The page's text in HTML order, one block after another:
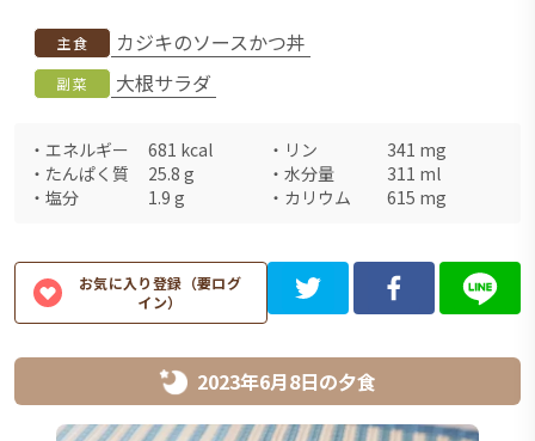
主食 カジキのソースかつ丼
副菜 大根サラダ
・ エネルギー 681 kcal ・ リン 341 mg
・ たんぱく質 25.8 g ・ 水分量 311 ml
・ 塩分 1.9 g ・ カリウム 615 mg
お気に入り登録（要ログ
イン）
2023年6月8日の夕食